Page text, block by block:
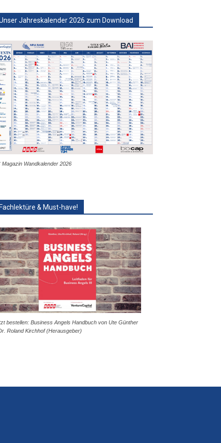
Jahreskalender 2026 zum Download
Magazin Wandkalender 2026
& Must-have!
bestellen: Business Angels Handbuch von Ute Günther
Roland Kirchhof (Herausgeber)